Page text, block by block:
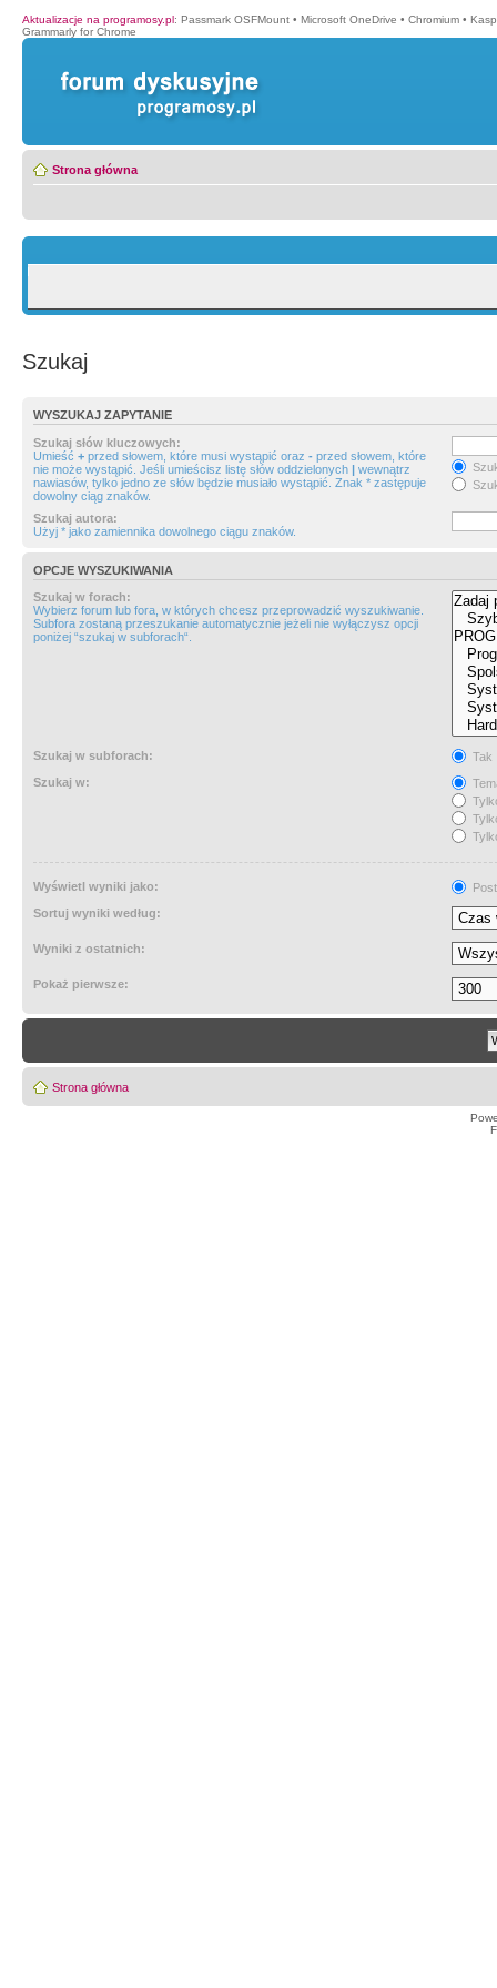
Aktualizacje na programosy.pl: Passmark OSFMount • Microsoft OneDrive • Chromium •
Grammarly for Chrome
Strona główna
Szukaj
WYSZUKAJ ZAPYTANIE
Szukaj słów kluczowych:
Umieść + przed słowem, które musi wystąpić oraz - przed słowem, które
nie może wystąpić. Jeśli umieścisz listę słów oddzielonych | wewnątrz
nawiasów, tylko jedno ze słów będzie musiało wystąpić. Znak * zastępuje
dowolny ciąg znaków.
Szukaj autora:
Użyj * jako zamiennika dowolnego ciągu znaków.
OPCJE WYSZUKIWANIA
Szukaj w forach:
Wybierz forum lub fora, w których chcesz przeprowadzić wyszukiwanie.
Subfora zostaną przeszukanie automatycznie jeżeli nie wyłączysz opcji
poniżej “szukaj w subforach“.
Szukaj w subforach:
Tak
Szukaj w:
Wyświetl wyniki jako:
Sortuj wyniki według:
Wyniki z ostatnich:
Pokaż pierwsze:
Strona główna